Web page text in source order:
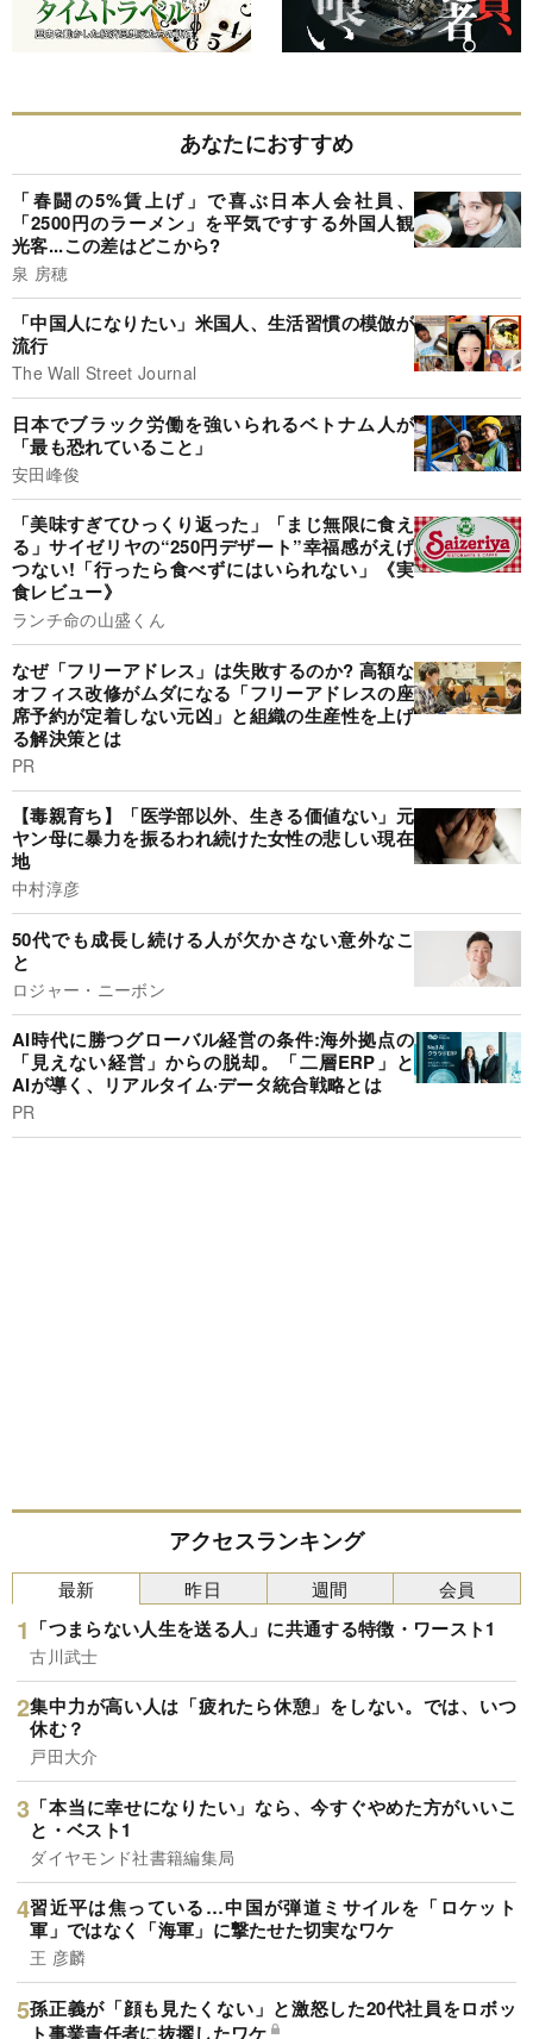
あなたにおすすめ
「春闘の5%賃上げ」で喜ぶ日本人会社員、
「2500円のラーメン」を平気ですする外国人観
光客...この差はどこから?
泉 房穂
「中国人になりたい」米国人、生活習慣の模倣が
流行
The Wall Street Journal
日本でブラック労働を強いられるベトナム人が
「最も恐れていること」
安田峰俊
「美味すぎてひっくり返った」「まじ無限に食え
る」サイゼリヤの“250円デザート”幸福感がえげ
つない!「行ったら食べずにはいられない」《実
食レビュー》
ランチ命の山盛くん
なぜ「フリーアドレス」は失敗するのか? 高額な
オフィス改修がムダになる「フリーアドレスの座
席予約が定着しない元凶」と組織の生産性を上げ
る解決策とは
PR
【毒親育ち】「医学部以外、生きる価値ない」元
ヤン母に暴力を振るわれ続けた女性の悲しい現在
地
中村淳彦
50代でも成長し続ける人が欠かさない意外なこ
と
ロジャー・ニーボン
AI時代に勝つグローバル経営の条件:海外拠点の
「見えない経営」からの脱却。「二層ERP」と
AIが導く、リアルタイム·データ統合戦略とは
PR
アクセスランキング
最新
「つまらない人生を送る人」に共通する特徴・ワースト1
古川武士
集中力が高い人は「疲れたら休憩」をしない。では、いつ
休む？
戸田大介
「本当に幸せになりたい」なら、今すぐやめた方がいいこ
と・ベスト1
ダイヤモンド社書籍編集局
習近平は焦っている…中国が弾道ミサイルを「ロケット
軍」ではなく「海軍」に撃たせた切実なワケ
王 彦麟
孫正義が「顔も見たくない」と激怒した20代社員をロボッ
ト事業責任者に抜擢したワケ
昨日 週間 会員